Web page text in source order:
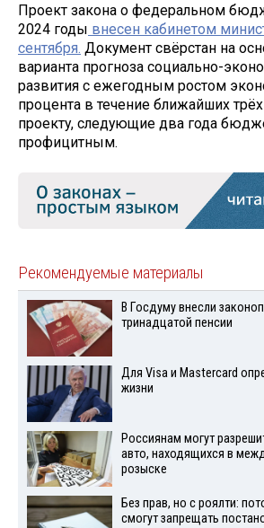
Проект закона о федеральном
2024 годы внесен кабинетом
сентября. Документ свёрстан на
варианта прогноза социально-
развития с ежегодным ростом
процента в течение ближайших трёх
проекту, следующие два года
профицитным.
Рекомендуемые материалы
В Госдуму внесли
тринадцатой пенсии
Для Visа и Mastercard
жизни
Россиянам могут
авто, находящихся в
розыске
Без прав, но с роялти:
смогут запрещать